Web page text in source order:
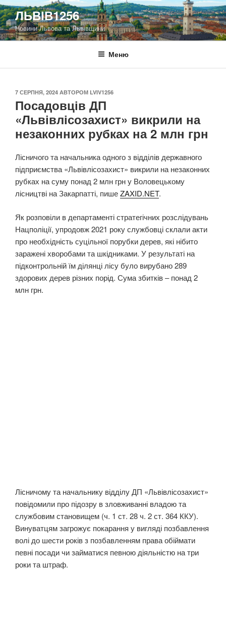
Перейти
до
вмісту
ЛЬВІВ1256
Новини Львова та Львівщини
Меню
ОПУБЛІКОВАНО
7 СЕРПНЯ, 2024 АВТОРОМ LVIV1256
Посадовців ДП
«Львівлісозахист» викрили на
незаконних рубках на 2 млн грн
Лісничого та начальника одного з відділів державного
підприємства «Львівлісозахист» викрили на незаконних
рубках на суму понад 2 млн грн у Воловецькому
лісництві на Закарпатті, пишеZAXID.NET.
Як розповіли в департаменті стратегічних розслідувань
Нацполіції, упродовж 2021 року службовці склали акти
про необхідність суцільної порубки дерев, які нібито
заражені хворобами та шкідниками. У результаті на
підконтрольній їм ділянці лісу було вирубано 289
здорових дерев різних порід. Сума збитків – понад 2
млн грн.
Лісничому та начальнику відділу ДП «Львівлісозахист»
повідомили про підозру в зловживанні владою та
службовим становищем (ч. 1 ст. 28 ч. 2 ст. 364 ККУ).
Винуватцям загрожує покарання у вигляді позбавлення
волі до шести років з позбавленням права обіймати
певні посади чи займатися певною діяльністю на три
роки та штраф.